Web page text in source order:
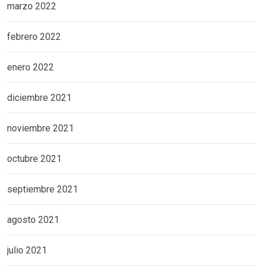
marzo 2022
febrero 2022
enero 2022
diciembre 2021
noviembre 2021
octubre 2021
septiembre 2021
agosto 2021
julio 2021